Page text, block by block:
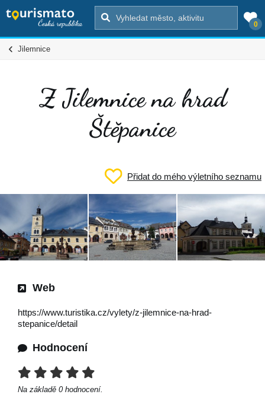
0
Jilemnice
Z Jilemnice na hrad
Štěpanice
Přidat do mého výletního seznamu
Web
https://www.turistika.cz/vylety/z-jilemnice-na-hrad-
stepanice/detail
Hodnocení
Na základě 0 hodnocení.